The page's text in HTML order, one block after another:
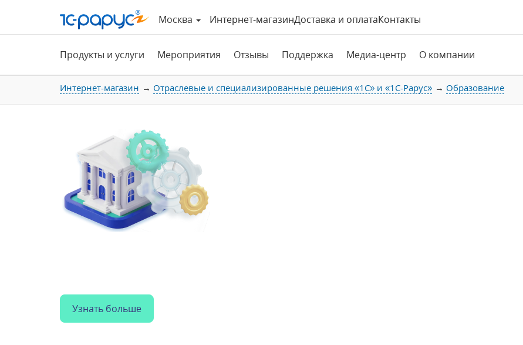
Москва Интернет-магазинДоставка и оплатаКонтакты
Продукты и услуги Мероприятия Отзывы Поддержка Медиа-центр О компании
Интернет-магазин Отраслевые и специализированные решения «1С» и «1С-Рарус» Образование
Узнать больше